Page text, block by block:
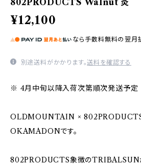
802PRODUCTS Walnut 炎
¥12,100
なら 手数料無料の 翌月
別途送料がかかります。送料を確認する
※ 4月中旬以降入荷次第順次発送予定
OLDMOUNTAIN × 802PRODUCTS
OKAMADONです。
802PRODUCTS象徴のTRIBALSUN